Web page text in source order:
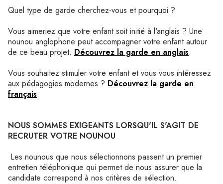
Quel type de garde cherchez-vous et pourquoi ?
Vous aimeriez que votre enfant soit initié à l'anglais ? Une
nounou anglophone peut accompagner votre enfant autour
de ce beau projet. Découvrez la garde en anglais.
Vous souhaitez stimuler votre enfant et vous vous intéressez
aux pédagogies modernes ? Découvrez la garde en
français.
NOUS SOMMES EXIGEANTS LORSQU'IL S'AGIT DE
RECRUTER VOTRE NOUNOU
Les nounous que nous sélectionnons passent un premier
entretien téléphonique qui permet de nous assurer que la
candidate correspond à nos critères de sélection.